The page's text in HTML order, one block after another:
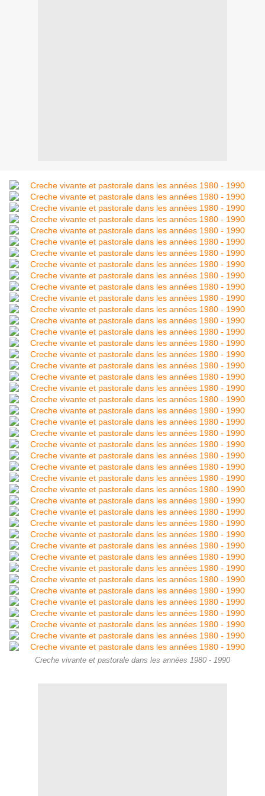
Creche vivante et pastorale dans les années 1980 - 1990